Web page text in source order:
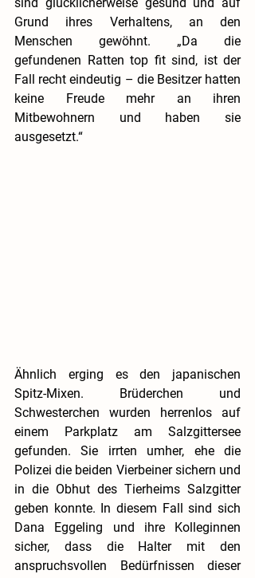
sind glücklicherweise gesund und auf
Grund ihres Verhaltens, an den
Menschen gewöhnt. „Da die
gefundenen Ratten top fit sind, ist der
Fall recht eindeutig – die Besitzer hatten
keine Freude mehr an ihren
Mitbewohnern und haben sie
ausgesetzt.“
Ähnlich erging es den japanischen
Spitz-Mixen. Brüderchen und
Schwesterchen wurden herrenlos auf
einem Parkplatz am Salzgittersee
gefunden. Sie irrten umher, ehe die
Polizei die beiden Vierbeiner sichern und
in die Obhut des Tierheims Salzgitter
geben konnte. In diesem Fall sind sich
Dana Eggeling und ihre Kolleginnen
sicher, dass die Halter mit den
anspruchsvollen Bedürfnissen dieser